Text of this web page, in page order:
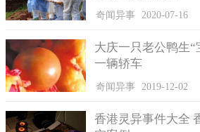
奇闻异事 2020-07-16
大庆一只老公鸭生
一辆轿车
奇闻异事 2019-12-02
香港灵异事件大全